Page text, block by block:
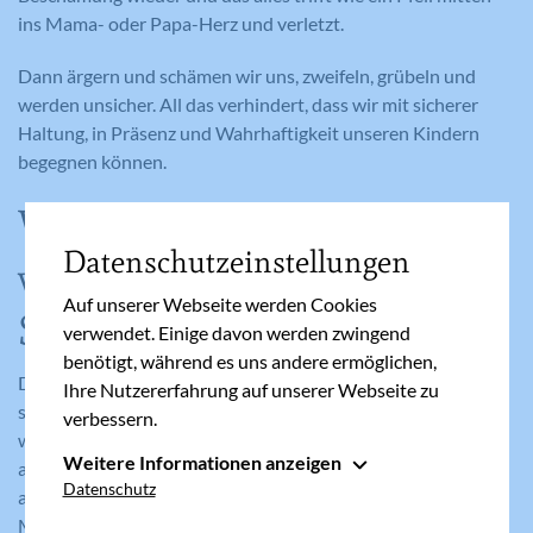
ins Mama- oder Papa-Herz und verletzt.
Dann ärgern und schämen wir uns, zweifeln, grübeln und
werden unsicher. All das verhindert, dass wir mit sicherer
Haltung, in Präsenz und Wahrhaftigkeit unseren Kindern
begegnen können.
Wie also schützen wir uns
vor Mom- & Dad-
Shaming?
Da ist zum Beispiel Klara. Klara hat gelernt zu sich selbst zu
stehen. Sie ist keine perfekte Mutter, sondern eine
wahrhaftige und liebende. Sie macht Fehler, die sie nach
außen trägt. Sie entwaffnet ihr Gegenüber mit ihrer herrlich
authentischen und humorvollen Art, in der sie alle Seiten des
Mutterseins anspricht und aufdeckt.
Datenschutzeinstellungen
Auf unserer Webseite werden Cookies
verwendet. Einige davon werden zwingend
benötigt, während es uns andere ermöglichen,
Ihre Nutzererfahrung auf unserer Webseite zu
verbessern.
Essenziell
Weitere Informationen anzeigen
Datenschutz